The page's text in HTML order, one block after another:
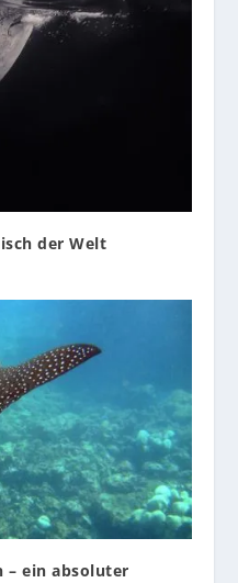
der Welt
– ein absoluter